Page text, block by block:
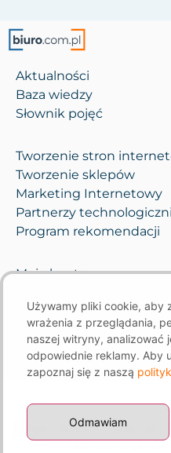
Aktualności
Baza wiedzy
Słownik pojęć
Tworzenie stron
Tworzenie sklepów
Marketing Internetowy
Partnerzy technologiczni
Program rekomendacji
Moje konto
Kontakt
Używamy pliki cookie, aby
wrażenia z przeglądania,
naszej witryny, analizować
odpowiednie reklamy. Aby
zapoznaj się z naszą
Odmawiam